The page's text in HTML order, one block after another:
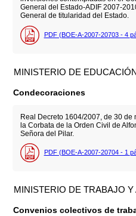
General del Estado-ADIF 2007-
General de titularidad del Estado.
PDF (BOE-A-2007-20703 - 4
MINISTERIO DE
Condecoraciones
Real Decreto 1604/2007, de 30
la Corbata de la Orden Civil de
Señora del Pilar.
PDF (BOE-A-2007-20704 - 1
MINISTERIO DE TRABAJO
Convenios colectivos de